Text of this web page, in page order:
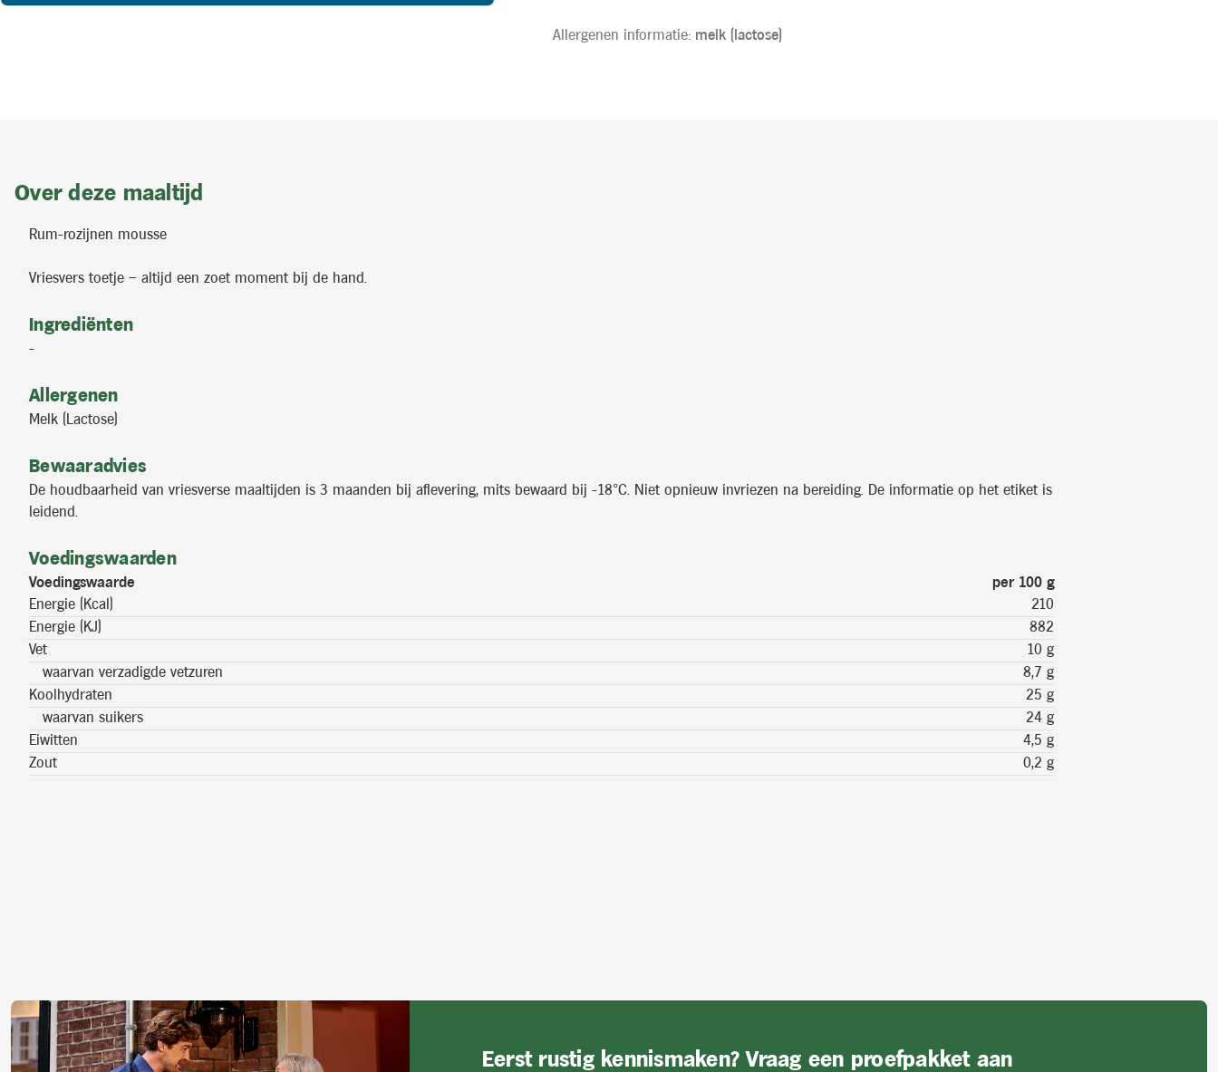
Allergenen informatie: melk (lactose)
Over deze maaltijd
Rum-rozijnen mousse
Vriesvers toetje – altijd een zoet moment bij de hand.
Ingrediënten
-
Allergenen
Melk (Lactose)
Bewaaradvies
De houdbaarheid van vriesverse maaltijden is 3 maanden bij aflevering, mits bewaard bij -18°C. Niet opnieuw invriezen na bereiding. De informatie op het etiket is
leidend.
Voedingswaarden
Voedingswaarde
per 100 g
Energie (Kcal)
210
Energie (KJ)
882
Vet
10 g
waarvan verzadigde vetzuren
8,7 g
Koolhydraten
25 g
waarvan suikers
24 g
Eiwitten
4,5 g
Zout
0,2 g
Eerst rustig kennismaken? Vraag een proefpakket aan